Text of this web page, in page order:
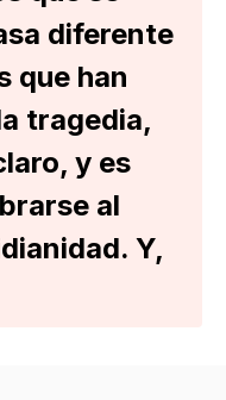
diferente
que han
tragedia,
y es
al
Y,